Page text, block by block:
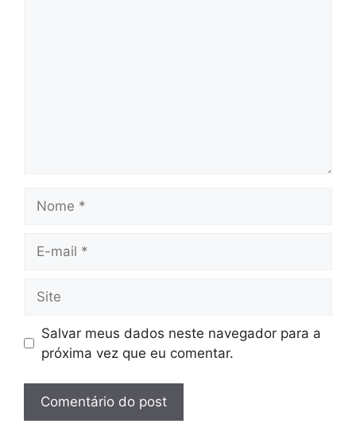
mail
Salvar meus dados neste navegador para a
próxima vez que eu comentar.